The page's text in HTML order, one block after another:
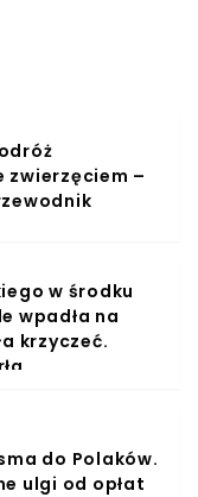
zwierzęciem –
w środku
wpadła na
krzyczeć.
do Polaków.
ulgi od opłat